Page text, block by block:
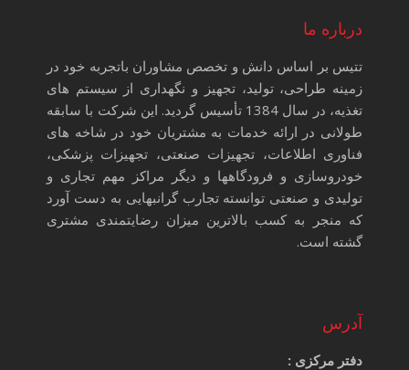
درباره ما
تتیس بر اساس دانش و تخصص مشاوران باتجربه خود در
زمینه طراحی، تولید، تجهیز و نگهداری از سیستم های
تغذیه، در سال 1384 تأسیس گردید. این شرکت با سابقه
طولانی در ارائه خدمات به مشتریان خود در شاخه های
فناوری اطلاعات، تجهیزات صنعتی، تجهیزات پزشکی،
خودروسازی و فرودگاهها و دیگر مراکز مهم تجاری و
تولیدی و صنعتی توانسته تجارب گرانبهایی به دست آورد
که منجر به کسب بالاترین میزان رضایتمندی مشتری
گشته است.
آدرس
دفتر مرکزی :